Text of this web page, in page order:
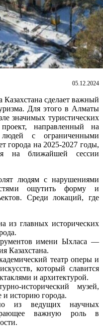
05.12.2024
сделает важный
Для этого в Алматы
значимых туристических
проект, направленный на
с ограниченными
города на 2025-2027 годы,
на ближайшей сессии
людям с нарушениями
ощутить форму и
Среди локаций, где
из главных исторических
имени Ыхласа —
Казахстана.
театр оперы и
который славится
и архитектурой.
исторический музей,
историю города.
из ведущих научных
важную роль в